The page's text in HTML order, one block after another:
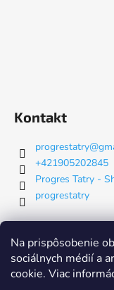
Na prispôsobenie
sociálnych médií a
cookie. Viac
Kontakt
progrestatry@
+421905202845
Progres Tatry -
progrestatry
Nákupný košík